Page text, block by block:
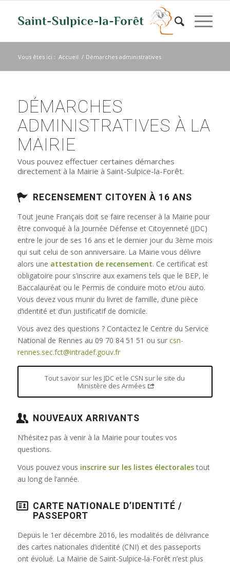
Vous êtes ici : Accueil / Démarches administratives
DÉMARCHES
ADMINISTRATIVES À LA
MAIRIE
Vous pouvez effectuer certaines démarches
directement à la Mairie à Saint-Sulpice-la-Forêt.
RECENSEMENT CITOYEN À 16 ANS
Tout jeune Français doit se faire recenser à la Mairie pour
être convoqué à la Journée Défense et Citoyenneté (JDC)
entre le jour de ses 16 ans et le dernier jour du 3ème mois
qui suit celui de son anniversaire. La Mairie vous délivre
alors une attestation de recensement. Ce certificat est
obligatoire pour s’inscrire aux examens tels que le BEP, le
Baccalauréat ou le Permis de conduire moto et/ou auto.
Vous devez vous munir du livret de famille, d’une pièce
d’identité et d’un justificatif de domicile.
Vous avez des questions ? Contactez le Centre du Service
National de Rennes au 09 70 84 51 51 ou sur csn-
rennes.sec.fct@intradef.gouv.fr
Tout savoir sur les JDC et le CSN sur le site du
Ministère des Armées
NOUVEAUX ARRIVANTS
N’hésitez pas à venir à la Mairie pour toutes vos
questions.
Vous pouvez vous inscrire sur les listes électoralestout
au long de l’année.
CARTE NATIONALE D’IDENTITÉ /
PASSEPORT
Depuis le 1er décembre 2016, les modalités de délivrance
des cartes nationales d’identité (CNI) et des passeports
ont évolué. La Mairie de Saint-Sulpice-la-Forêt n’est plus